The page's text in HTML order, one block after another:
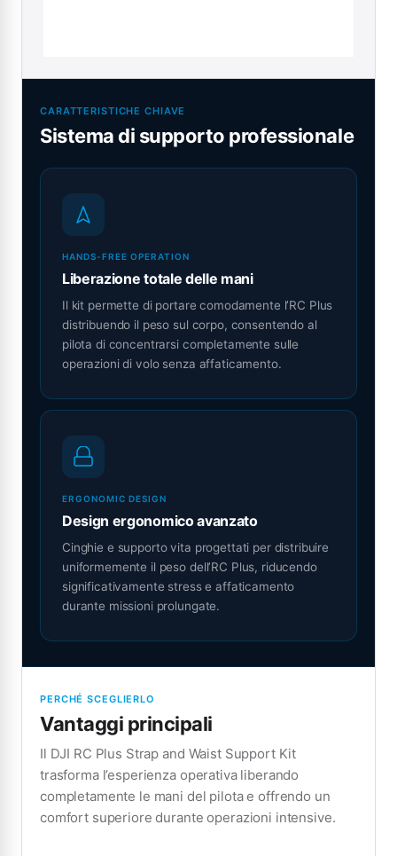
CARATTERISTICHE CHIAVE
Sistema di supporto professionale
HANDS-FREE OPERATION
Liberazione totale delle mani
Il kit permette di portare comodamente l’RC Plus
distribuendo il peso sul corpo, consentendo al
pilota di concentrarsi completamente sulle
operazioni di volo senza affaticamento.
ERGONOMIC DESIGN
Design ergonomico avanzato
Cinghie e supporto vita progettati per distribuire
uniformemente il peso dell’RC Plus, riducendo
significativamente stress e affaticamento
durante missioni prolungate.
PERCHÉ SCEGLIERLO
Vantaggi principali
Il DJI RC Plus Strap and Waist Support Kit
trasforma l’esperienza operativa liberando
completamente le mani del pilota e offrendo un
comfort superiore durante operazioni intensive.